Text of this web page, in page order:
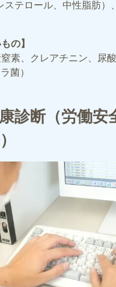
ステロール、中性脂肪）
の】
素、クレアチニン、尿
菌）
診断（労働安